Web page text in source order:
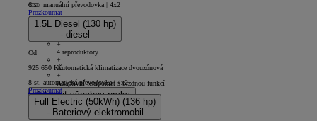
PROACE CITY Comfort
5D - Panel Van Short
+
4 reproduktory
+
Automatická klimatizace dvouzónová
+
Adaptivní tempomat s brzdnou funkcí
Zobrazit všechny prvky
6 st. manuální převodovka | 4x2
Prozkoumat
1.5L Diesel (130 hp)
- diesel
Od
925 650 Kč
8 st. automatická převodovka | 4x2
Prozkoumat
Full Electric (50kWh) (136 hp)
- Bateriový elektromobil